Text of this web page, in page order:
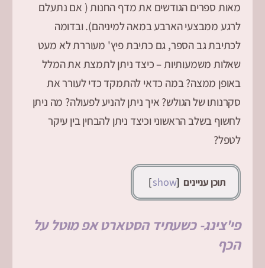
מאות ספרים הגודשים את מדף החנות ( אם נתעלם
לרגע ממבצעי הארבע במאה למיניהם). ובדומה
לכתיבת גב הספר, גם כתיבת פיץ' מעוררת לא מעט
שאלות משמעותיות – כיצד ניתן לתמצת את המלל
באופן ממצה? במה כדאי להתמקד כדי לעורר את
סקרנותו של הגולש? איך ניתן להניע לפעולה? מה ניתן
לחשוף בשלב הראשוני וכיצד ניתן להבחין בין עיקר
לטפל?
תוכן עניינים show
פי'צינג- כשעתיד הסטארט אפ מוטל על
הכף